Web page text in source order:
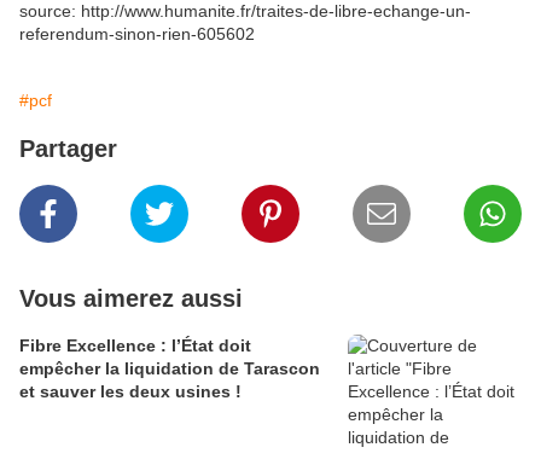
source: http://www.humanite.fr/traites-de-libre-echange-un-
referendum-sinon-rien-605602
#pcf
Partager
Vous aimerez aussi
Fibre Excellence : l’État doit
empêcher la liquidation de Tarascon
et sauver les deux usines !